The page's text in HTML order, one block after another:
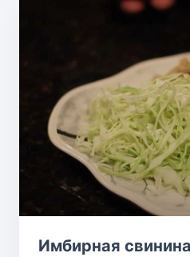
Имбирная